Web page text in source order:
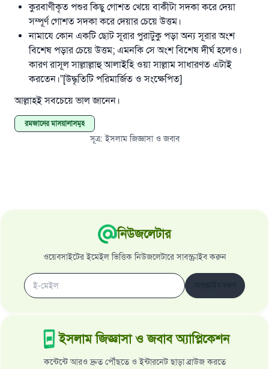
কুরবাণীকৃত পশুর কিছু গোশত খেয়ে বাকীটা সদকা করে দেয়া
সম্পূর্ণ গোশত সদকা করে দেয়ার চেয়ে উত্তম।
নামাযে কোন একটি ছোট সূরার পুরাটুকু পড়া অন্য সূরার অংশ
বিশেষ পড়ার চেয়ে উত্তম; এমনকি সে অংশ বিশেষ দীর্ঘ হলেও।
কারণ রাসূল সাল্লাল্লাহু আলাইহি ওয়া সাল্লাম সাধারণত এটাই
করতেন।”[উদ্ধৃতিটি পরিমার্জিত ও সংক্ষেপিত]
আল্লাহই সবচেয়ে ভাল জানেন।
রমজানের মাসয়ালাসমূহ
সূত্র:ইসলাম জিজ্ঞাসা ও জবাব
নিউজলেটার
ওয়েবসাইটের ইমেইল ভিত্তিক নিউজলেটারে সাবস্ক্রাইব করুন
ইসলাম জিজ্ঞাসা ও জবাব অ্যাপ্লিকেশন
কন্টেন্টে আরও দ্রুত পৌঁছতে ও ইন্টারনেট ছাড়া ব্রাউজ করতে